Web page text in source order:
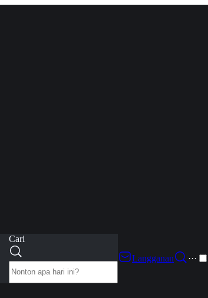
Cari
Langganan
···